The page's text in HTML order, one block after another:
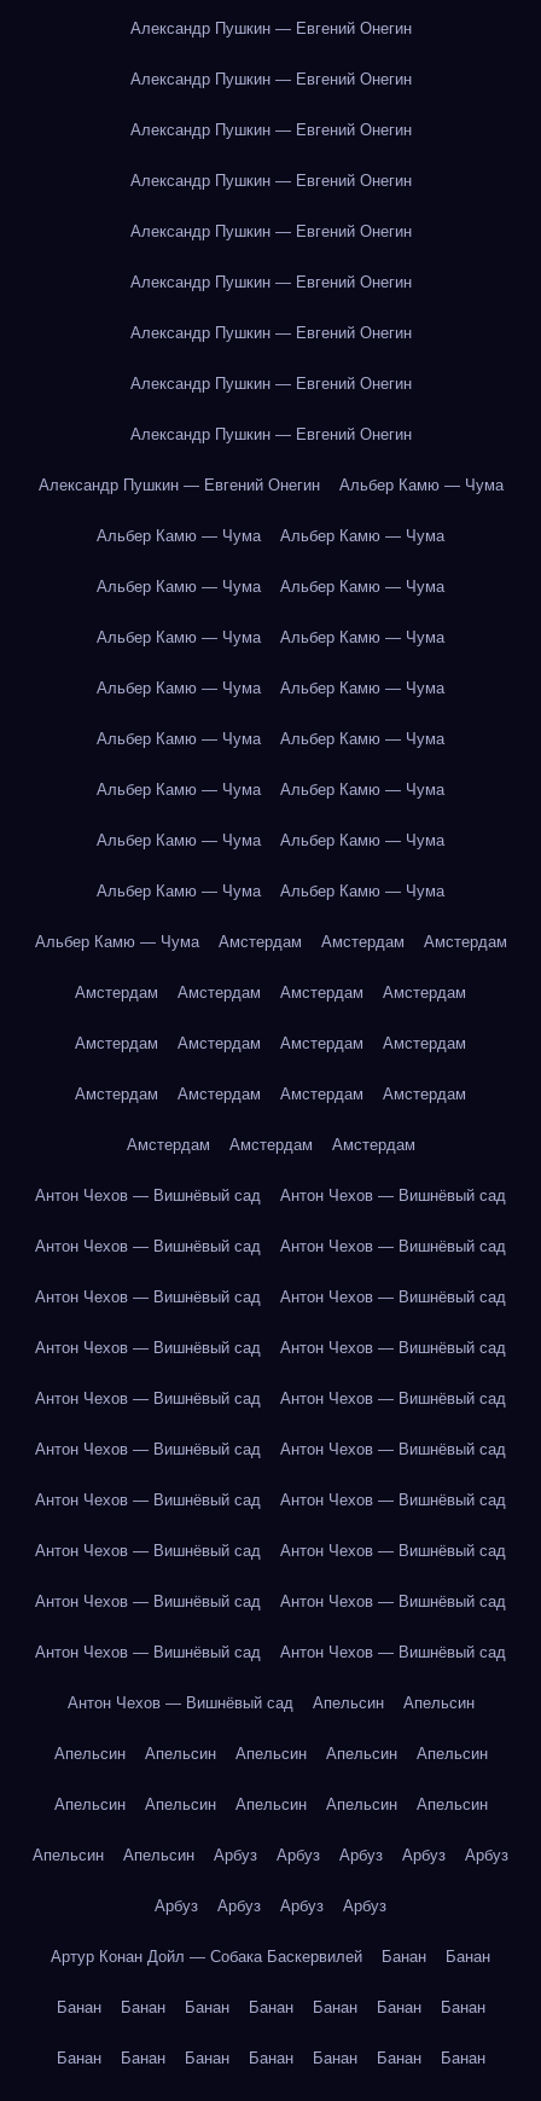
Александр Пушкин — Евгений Онегин
Александр Пушкин — Евгений Онегин
Александр Пушкин — Евгений Онегин
Александр Пушкин — Евгений Онегин
Александр Пушкин — Евгений Онегин
Александр Пушкин — Евгений Онегин
Александр Пушкин — Евгений Онегин
Александр Пушкин — Евгений Онегин
Александр Пушкин — Евгений Онегин
Александр Пушкин — Евгений Онегин Альбер Камю — Чума
Альбер Камю — Чума Альбер Камю — Чума
Альбер Камю — Чума Альбер Камю — Чума
Альбер Камю — Чума Альбер Камю — Чума
Альбер Камю — Чума Альбер Камю — Чума
Альбер Камю — Чума Альбер Камю — Чума
Альбер Камю — Чума Альбер Камю — Чума
Альбер Камю — Чума Альбер Камю — Чума
Альбер Камю — Чума Альбер Камю — Чума
Альбер Камю — Чума Амстердам Амстердам Амстердам
Амстердам Амстердам Амстердам Амстердам
Амстердам Амстердам Амстердам Амстердам
Амстердам Амстердам Амстердам Амстердам
Амстердам Амстердам Амстердам
Антон Чехов — Вишнёвый сад Антон Чехов — Вишнёвый сад
Антон Чехов — Вишнёвый сад Антон Чехов — Вишнёвый сад
Антон Чехов — Вишнёвый сад Антон Чехов — Вишнёвый сад
Антон Чехов — Вишнёвый сад Антон Чехов — Вишнёвый сад
Антон Чехов — Вишнёвый сад Антон Чехов — Вишнёвый сад
Антон Чехов — Вишнёвый сад Антон Чехов — Вишнёвый сад
Антон Чехов — Вишнёвый сад Антон Чехов — Вишнёвый сад
Антон Чехов — Вишнёвый сад Антон Чехов — Вишнёвый сад
Антон Чехов — Вишнёвый сад Антон Чехов — Вишнёвый сад
Антон Чехов — Вишнёвый сад Антон Чехов — Вишнёвый сад
Антон Чехов — Вишнёвый сад Апельсин Апельсин
Апельсин Апельсин Апельсин Апельсин Апельсин
Апельсин Апельсин Апельсин Апельсин Апельсин
Апельсин Апельсин Арбуз Арбуз Арбуз Арбуз Арбуз
Арбуз Арбуз Арбуз Арбуз
Артур Конан Дойл — Собака Баскервилей Банан Банан
Банан Банан Банан Банан Банан Банан Банан
Банан Банан Банан Банан Банан Банан Банан